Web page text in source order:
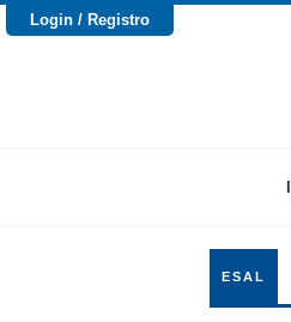
Login / Registro
ESAL